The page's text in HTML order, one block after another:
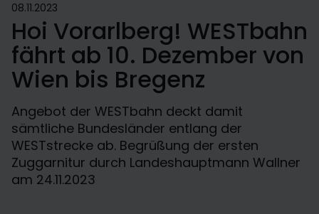
08.11.2023
Hoi Vorarlberg! WESTbahn
fährt ab 10. Dezember von
Wien bis Bregenz
Angebot der WESTbahn deckt damit
sämtliche Bundesländer entlang der
WESTstrecke ab. Begrüßung der ersten
Zuggarnitur durch Landeshauptmann Wallner
am 24.11.2023